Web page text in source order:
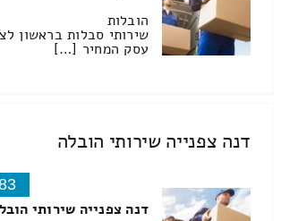
הובלות
שירותי סבלות בראשון
עסק המחיר […]
דנה צפנייה שירותי הובלה
דנה צפנייה שירותי